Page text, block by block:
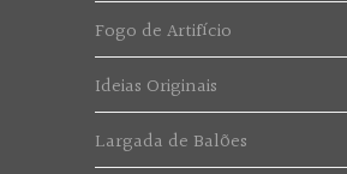
Fogo de Artifício
Ideias Originais
Largada de Balões